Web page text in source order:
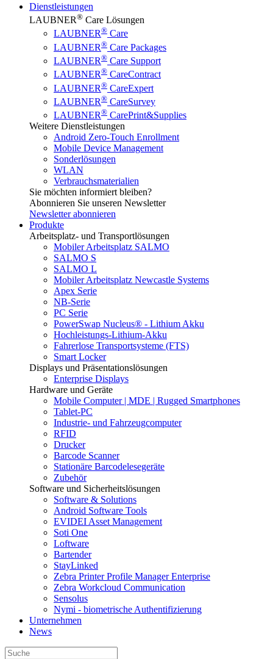
Dienstleistungen
LAUBNER® Care Lösungen
LAUBNER® Care
LAUBNER® Care Packages
LAUBNER® Care Support
LAUBNER® CareContract
LAUBNER® CareExpert
LAUBNER® CareSurvey
LAUBNER® CarePrint&Supplies
Weitere Dienstleistungen
Android Zero-Touch Enrollment
Mobile Device Management
Sonderlösungen
WLAN
Verbrauchsmaterialien
Sie möchten informiert bleiben?
Abonnieren Sie unseren Newsletter
Newsletter abonnieren
Produkte
Arbeitsplatz- und Transportlösungen
Mobiler Arbeitsplatz SALMO
SALMO S
SALMO L
Mobiler Arbeitsplatz Newcastle Systems
Apex Serie
NB-Serie
PC Serie
PowerSwap Nucleus® - Lithium Akku
Hochleistungs-Lithium-Akku
Fahrerlose Transportsysteme (FTS)
Smart Locker
Displays und Präsentationslösungen
Enterprise Displays
Hardware und Geräte
Mobile Computer | MDE | Rugged Smartphones
Tablet-PC
Industrie- und Fahrzeugcomputer
RFID
Drucker
Barcode Scanner
Stationäre Barcodelesegeräte
Zubehör
Software und Sicherheitslösungen
Software & Solutions
Android Software Tools
EVIDEI Asset Management
Soti One
Loftware
Bartender
StayLinked
Zebra Printer Profile Manager Enterprise
Zebra Workcloud Communication
Sensolus
Nymi - biometrische Authentifizierung
Unternehmen
News